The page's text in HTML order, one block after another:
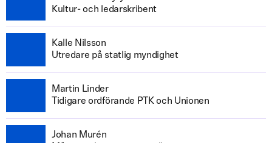
Kultur- och ledarskribent
Kalle Nilsson
Utredare på statlig myndighet
Martin Linder
Tidigare ordförande PTK och Unionen
Johan Murén